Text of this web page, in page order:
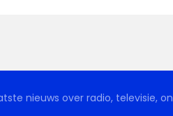
nieuws over radio, televisie,